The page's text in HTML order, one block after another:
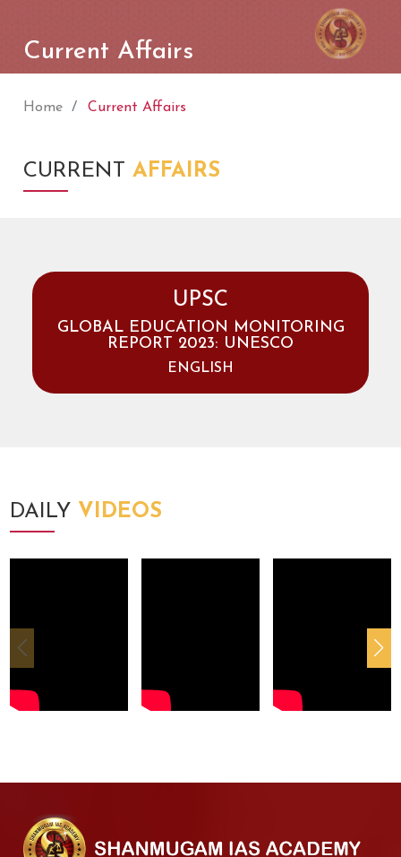
Current Affairs
Home Current Affairs
CURRENTAFFAIRS
UPSC
GLOBAL EDUCATION MONITORING
REPORT 2023: UNESCO
ENGLISH
DAILY VIDEOS